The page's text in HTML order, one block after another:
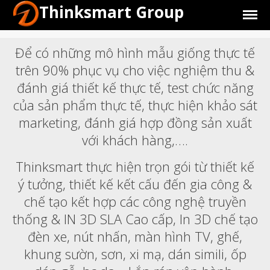
Giới Thiệu
Trang Chủ
Sản Phẩm
Máy In 3D Để Bàn Formlabs U.S.
Máy In 3D SLA Công Nghiệp
Máy in 3D EOS
Máy in 3D nhựa PEEK EXT 220
MED | 3D SYSTEM
Máy In 3D FDM Để Bàn & Công
Nghiệp
Thinksmart Group
Để có những mô hình mẫu giống thực tế
trên 90% phục vụ cho việc nghiệm thu &
đánh giá thiết kế thực tế, test chức năng
của sản phẩm thực tế, thực hiện khảo sát
marketing, đánh giá hợp đồng sản xuất
với khách hàng,….
Thinksmart thực hiện trọn gói từ thiết kế
ý tưởng, thiết kế kết cấu đến gia công &
chế tạo kết hợp các công nghệ truyền
thống & IN 3D SLA Cao cấp, In 3D chế tạo
đèn xe, nút nhấn, màn hình TV, ghế,
khung sườn, sơn, xi mạ, dán simili, ốp